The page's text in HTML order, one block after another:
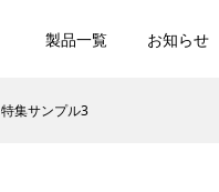
製品一覧 お知らせ
特集サンプル3